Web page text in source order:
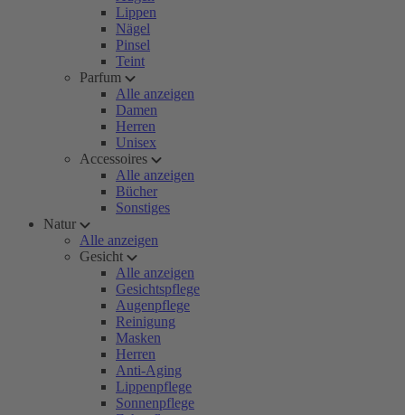
Lippen
Nägel
Pinsel
Teint
Parfum
Alle anzeigen
Damen
Herren
Unisex
Accessoires
Alle anzeigen
Bücher
Sonstiges
Natur
Alle anzeigen
Gesicht
Alle anzeigen
Gesichtspflege
Augenpflege
Reinigung
Masken
Herren
Anti-Aging
Lippenpflege
Sonnenpflege